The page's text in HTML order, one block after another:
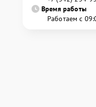
Время работы
Работаем с